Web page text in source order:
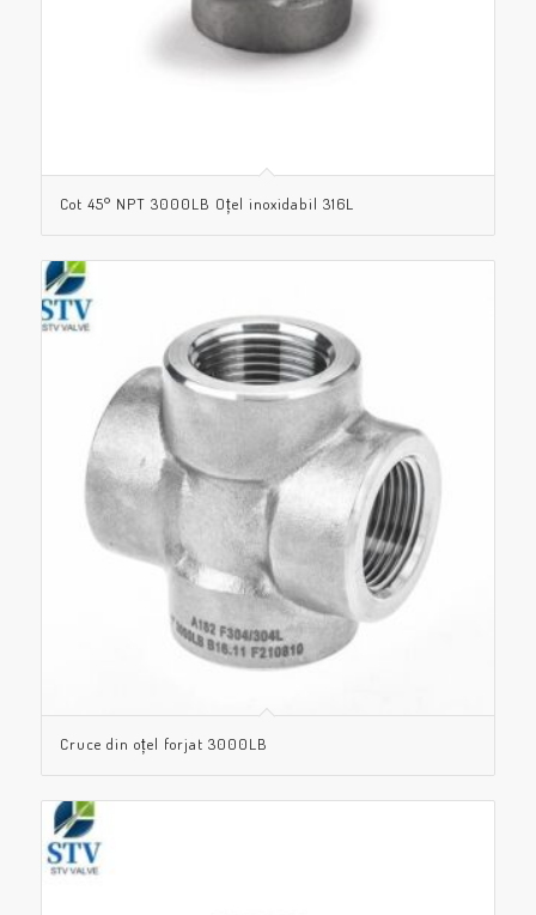
Cot 45° NPT 3000LB Oțel inoxidabil 316L
Cruce din oțel forjat 3000LB